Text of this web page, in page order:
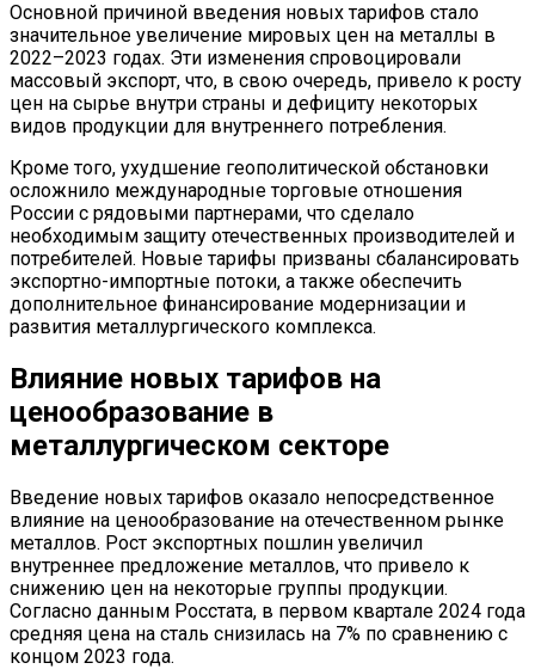
Основной причиной введения новых тарифов стало
значительное увеличение мировых цен на металлы в
2022–2023 годах. Эти изменения спровоцировали
массовый экспорт, что, в свою очередь, привело к росту
цен на сырье внутри страны и дефициту некоторых
видов продукции для внутреннего потребления.
Кроме того, ухудшение геополитической обстановки
осложнило международные торговые отношения
России с рядовыми партнерами, что сделало
необходимым защиту отечественных производителей и
потребителей. Новые тарифы призваны сбалансировать
экспортно-импортные потоки, а также обеспечить
дополнительное финансирование модернизации и
развития металлургического комплекса.
Влияние новых тарифов на
ценообразование в
металлургическом секторе
Введение новых тарифов оказало непосредственное
влияние на ценообразование на отечественном рынке
металлов. Рост экспортных пошлин увеличил
внутреннее предложение металлов, что привело к
снижению цен на некоторые группы продукции.
Согласно данным Росстата, в первом квартале 2024 года
средняя цена на сталь снизилась на 7% по сравнению с
концом 2023 года.